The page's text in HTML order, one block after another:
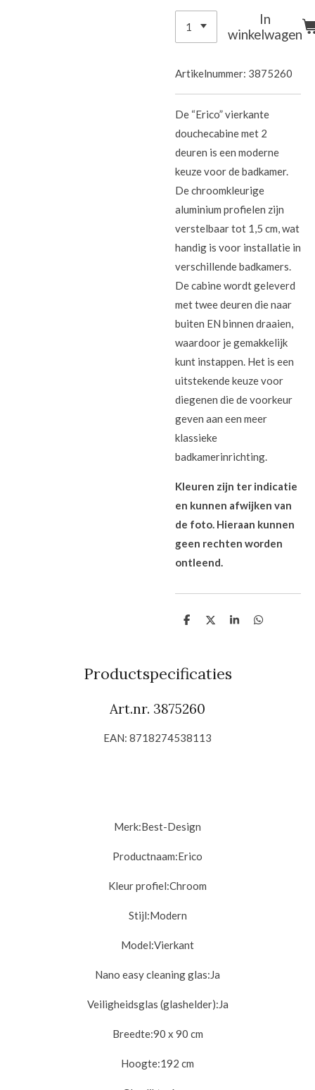
In
winkelwagen
Artikelnummer: 3875260
De “Erico” vierkante
douchecabine met 2
deuren is een moderne
keuze voor de badkamer.
De chroomkleurige
aluminium profielen zijn
verstelbaar tot 1,5 cm, wat
handig is voor installatie in
verschillende badkamers.
De cabine wordt geleverd
met twee deuren die naar
buiten EN binnen draaien,
waardoor je gemakkelijk
kunt instappen. Het is een
uitstekende keuze voor
diegenen die de voorkeur
geven aan een meer
klassieke
badkamerinrichting.
Kleuren zijn ter indicatie
en kunnen afwijken van
de foto. Hieraan kunnen
geen rechten worden
ontleend.
D
n
D
S
D
Productspecificaties
Art.nr. 3875260
EAN: 8718274538113
Merk:Best-Design
Productnaam:Erico
Kleur profiel:Chroom
Stijl:Modern
Model:Vierkant
Nano easy cleaning glas:Ja
Veiligheidsglas (glashelder):Ja
Breedte:90 x 90 cm
Hoogte:192 cm